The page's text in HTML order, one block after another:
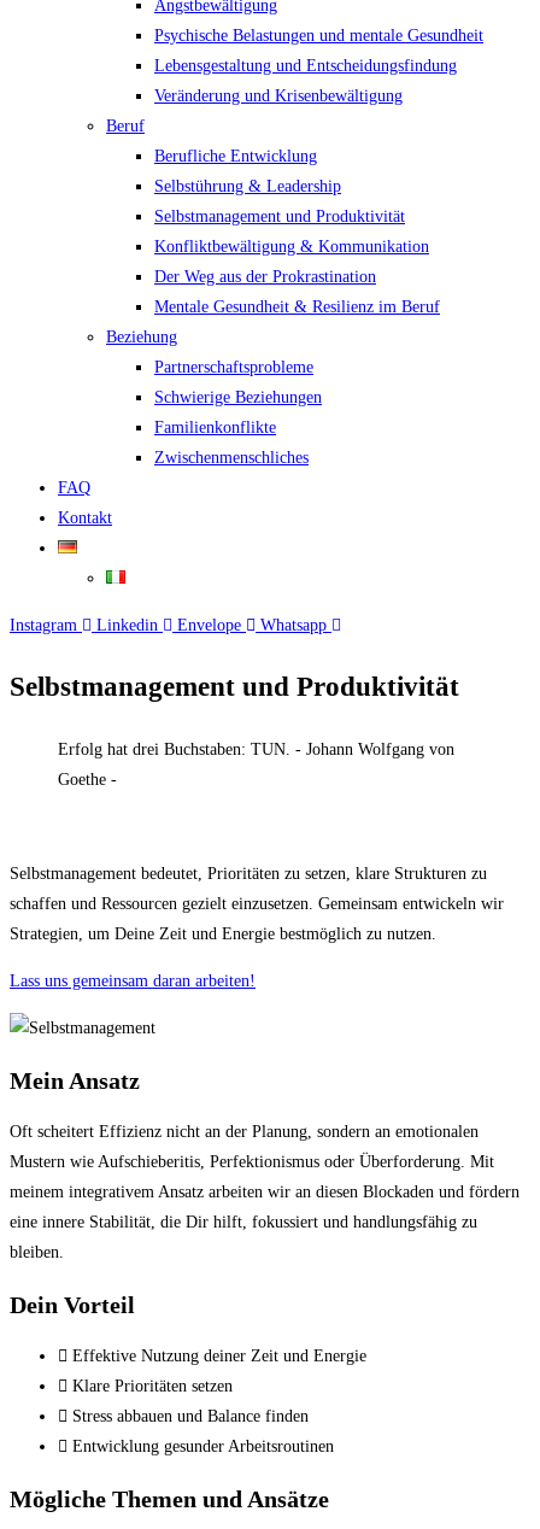
Angstbewältigung
Psychische Belastungen und mentale Gesundheit
Lebensgestaltung und Entscheidungsfindung
Veränderung und Krisenbewältigung
Beruf
Berufliche Entwicklung
Selbstührung & Leadership
Selbstmanagement und Produktivität
Konfliktbewältigung & Kommunikation
Der Weg aus der Prokrastination
Mentale Gesundheit & Resilienz im Beruf
Beziehung
Partnerschaftsprobleme
Schwierige Beziehungen
Familienkonflikte
Zwischenmenschliches
FAQ
Kontakt
Instagram Linkedin Envelope Whatsapp
Selbstmanagement und Produktivität
Erfolg hat drei Buchstaben: TUN. - Johann Wolfgang von
Goethe -
Selbstmanagement bedeutet, Prioritäten zu setzen, klare Strukturen zu
schaffen und Ressourcen gezielt einzusetzen. Gemeinsam entwickeln wir
Strategien, um Deine Zeit und Energie bestmöglich zu nutzen.
Lass uns gemeinsam daran arbeiten!
Mein Ansatz
Oft scheitert Effizienz nicht an der Planung, sondern an emotionalen
Mustern wie Aufschieberitis, Perfektionismus oder Überforderung. Mit
meinem integrativem Ansatz arbeiten wir an diesen Blockaden und fördern
eine innere Stabilität, die Dir hilft, fokussiert und handlungsfähig zu
bleiben.
Dein Vorteil
Effektive Nutzung deiner Zeit und Energie
Klare Prioritäten setzen
Stress abbauen und Balance finden
Entwicklung gesunder Arbeitsroutinen
Mögliche Themen und Ansätze